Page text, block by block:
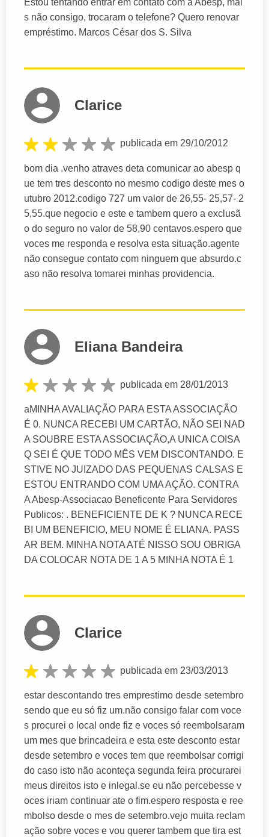
Estou tentando entrar em contato com a Abesp, mai
s não consigo, trocaram o telefone? Quero renovar
empréstimo. Marcos César dos S. Silva
Clarice
publicada em 29/10/2012
bom dia .venho atraves deta comunicar ao abesp q
ue tem tres desconto no mesmo codigo deste mes o
utubro 2012.codigo 727 um valor de 26,55- 25,57- 2
5,55.que negocio e este e tambem quero a exclusã
o do seguro no valor de 58,90 centavos.espero que
voces me responda e resolva esta situação.agente
não consegue contato com ninguem que absurdo.c
aso não resolva tomarei minhas providencia.
Eliana Bandeira
publicada em 28/01/2013
aMINHA AVALIAÇÃO PARA ESTA ASSOCIAÇÃO
É 0. NUNCA RECEBI UM CARTÃO, NÃO SEI NAD
A SOUBRE ESTA ASSOCIAÇÃO,A UNICA COISA
Q SEI É QUE TODO MÊS VEM DISCONTANDO. E
STIVE NO JUIZADO DAS PEQUENAS CALSAS E
ESTOU ENTRANDO COM UMA AÇÃO. CONTRA
A Abesp-Associacao Beneficente Para Servidores
Publicos: . BENEFICIENTE DE K ? NUNCA RECE
BI UM BENEFICIO, MEU NOME É ELIANA. PASS
AR BEM. MINHA NOTA ATÉ NISSO SOU OBRIGA
DA COLOCAR NOTA DE 1 A 5 MINHA NOTA É 1
Clarice
publicada em 23/03/2013
estar descontando tres emprestimo desde setembro
sendo que eu só fiz um.não consigo falar com voce
s procurei o local onde fiz e voces só reembolsaram
um mes que brincadeira e esta este desconto estar
desde setembro e voces tem que reembolsar corrigi
do caso isto não aconteça segunda feira procurarei
meus direitos isto e inlegal.se eu não percebesse v
oces iriam continuar ate o fim.espero resposta e ree
mbolso desde o mes de setembro.vejo muita reclam
ação sobre voces e vou querer tambem que tira est